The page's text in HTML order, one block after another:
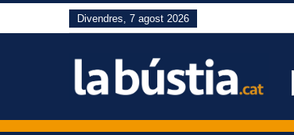
Divendres, 7 agost 2026